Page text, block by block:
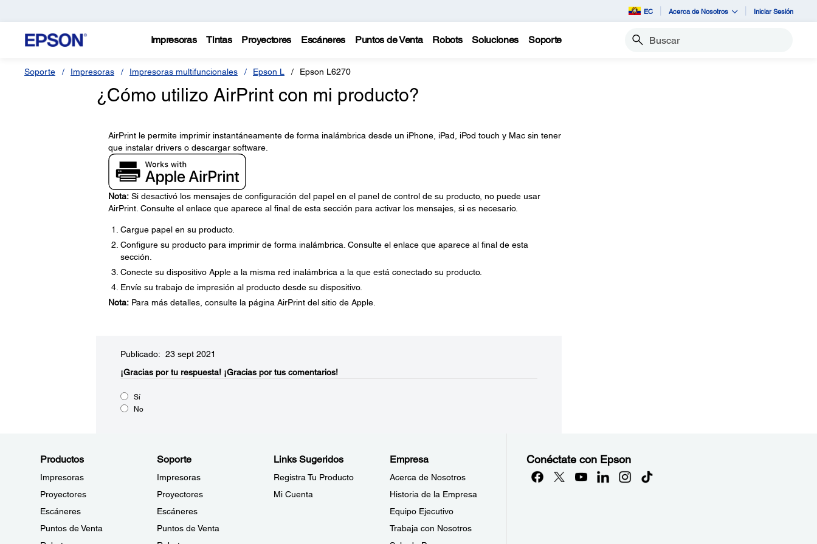
EC Acerca de Nosotros Iniciar Sesión
Impresoras Tintas Proyectores Escáneres Puntos de Venta Robots Soluciones Soporte Buscar
Soporte Impresoras Impresoras multifuncionales Epson L Epson L6270
¿Cómo utilizo AirPrint con mi producto?
AirPrint le permite imprimir instantáneamente de forma inalámbrica desde un iPhone, iPad, iPod touch y Mac sin tener
que instalar drivers o descargar software.
Nota:Si desactivó los mensajes de configuración del papel en el panel de control de su producto, no puede usar
AirPrint. Consulte el enlace que aparece al final de esta sección para activar los mensajes, si es necesario.
Cargue papel en su producto.
Configure su producto para imprimir de forma inalámbrica. Consulte el enlace que aparece al final de esta
sección.
Conecte su dispositivo Apple a la misma red inalámbrica a la que está conectado su producto.
Envíe su trabajo de impresión al producto desde su dispositivo.
Nota:Para más detalles, consulte la página AirPrint del sitio de Apple.
Publicado: 23 sept 2021
¡Gracias por tu respuesta! ¡Gracias por tus comentarios!
Sí
No
Productos
Impresoras
Proyectores
Escáneres
Puntos de Venta
Soporte
Impresoras
Proyectores
Escáneres
Puntos de Venta
Links Sugeridos
Registra Tu Producto
Mi Cuenta
Empresa
Acerca de Nosotros
Historia de la Empresa
Equipo Ejecutivo
Trabaja con Nosotros
Conéctate con Epson